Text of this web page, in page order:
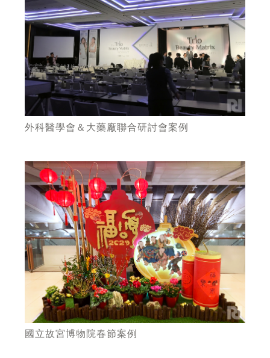
外科醫學會＆大藥廠聯合研討會案例
國立故宮博物院春節案例